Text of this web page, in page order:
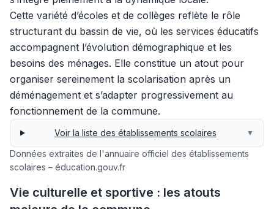
Cette variété d’écoles et de collèges reflète le rôle
structurant du bassin de vie, où les services éducatifs
accompagnent l’évolution démographique et les
besoins des ménages. Elle constitue un atout pour
organiser sereinement la scolarisation après un
déménagement et s’adapter progressivement au
fonctionnement de la commune.
Voir la liste des établissements scolaires ▼
Données extraites de l'annuaire officiel des établissements
scolaires – éducation.gouv.fr
Vie culturelle et sportive : les atouts